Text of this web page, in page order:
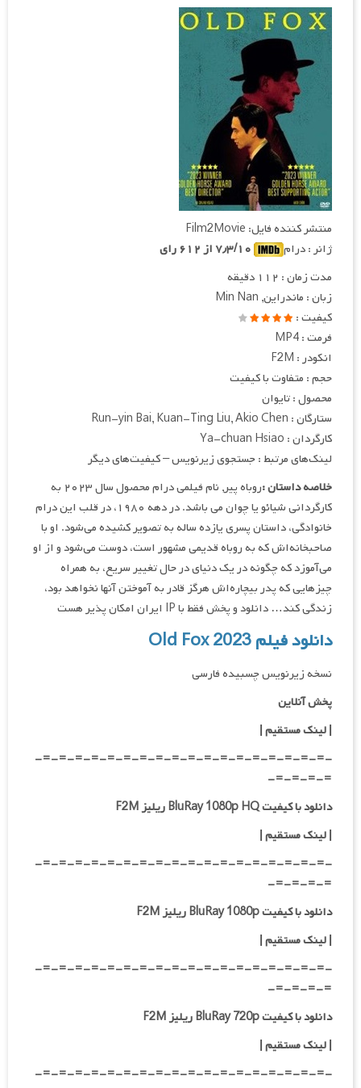
منتشر کننده فایل: Film2Movie
ژانر : درام
مدت زمان : ۱۱۲ دقیقه
زبان : ماندراین, Min Nan
کیفیت :
فرمت : MP4
انکودر : F2M
حجم : متفاوت با کیفیت
محصول : تایوان
ستارگان : Run-yin Bai, Kuan-Ting Liu, Akio Chen
کارگردان : Ya-chuan Hsiao
لینک‌های مرتبط : جستجوی زیرنویس – کیفیت‌های دیگر
خلاصه داستان :
روباه پیر, نام فیلمی درام محصول سال ۲۰۲۳ به
کارگردانی شیائو یا چوان می باشد. در دهه ۱۹۸۰، در قلب این درام
خانوادگی، داستان پسری یازده ساله به تصویر کشیده می‌شود. او با
صاحبخانه‌اش که به روباه قدیمی مشهور است، دوست می‌شود و از او
می‌آموزد که چگونه در یک دنیای در حال تغییر سریع، به همراه
چیزهایی که پدر بیچاره‌اش هرگز قادر به آموختن آنها نخواهد بود،
زندگی کند… دانلود و پخش فقط با IP ایران امکان پذیر هست
دانلود فیلم Old Fox 2023
نسخه زیرنویس چسبیده فارسی
پخش آنلاین
| لینک مستقیم|
-=-=-=-=-=-=-=-=-=-=-=-=-=-=-=-=-=-=-
=-=-=-=-
دانلود با کیفیت BluRay 1080p HQ ریلیز F2M
|لینک مستقیم|
-=-=-=-=-=-=-=-=-=-=-=-=-=-=-=-=-=-=-
=-=-=-=-
دانلود با کیفیت BluRay 1080p ریلیز F2M
|لینک مستقیم|
-=-=-=-=-=-=-=-=-=-=-=-=-=-=-=-=-=-=-
=-=-=-=-
دانلود با کیفیت BluRay 720p ریلیز F2M
| لینک مستقیم|
-=-=-=-=-=-=-=-=-=-=-=-=-=-=-=-=-=-=-